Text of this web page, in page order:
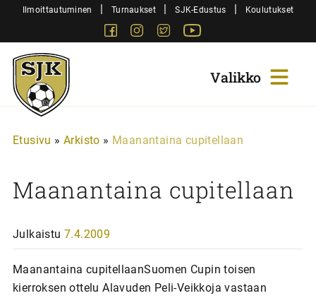
SiirryIlmoittautuminen | Turnaukset | SJK-Edustus | Koulutukset
FacebookInstagram
Twitter
Sjk-
Juniorit
Etusivu » Arkisto » Maanantaina cupitellaan
Maanantaina cupitellaan
Julkaistu 7.4.2009
Maanantaina cupitellaanSuomen Cupin toisen
kierroksen ottelu Alavuden Peli-Veikkoja vastaan